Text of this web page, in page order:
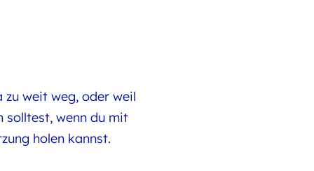
weit weg, oder weil
solltest, wenn du mit
holen kannst.